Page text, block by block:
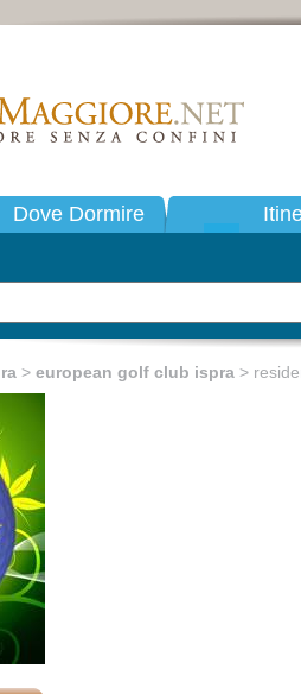
Dove Dormire
> european golf club ispra >